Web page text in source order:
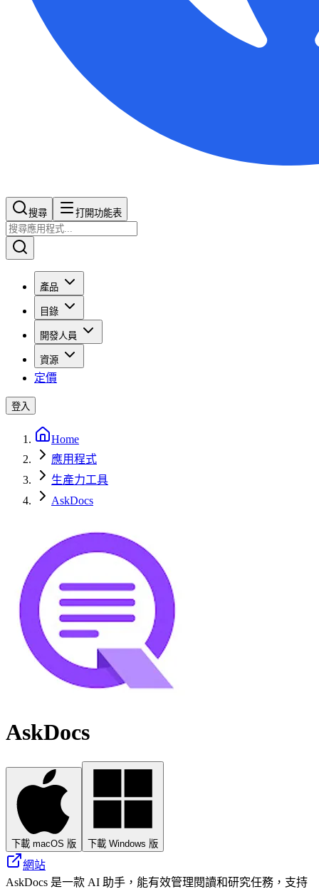
搜尋​​​​ 打開功能表
產品
目錄
開發人員
資源
定價
登入
Home
應用程式
生產力工具
AskDocs
AskDocs
下載 macOS 版 下載 Windows 版
網站
AskDocs 是一款 AI 助手，能有效管理閱讀和研究任務，支持